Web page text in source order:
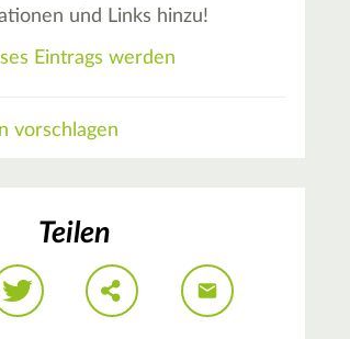
und Links hinzu!
Eintrags werden
vorschlagen
Teilen